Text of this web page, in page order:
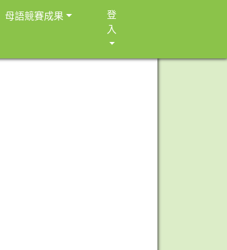
母語競賽成果
登
入